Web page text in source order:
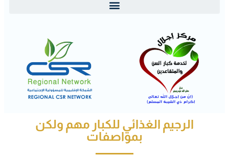
الرجيم الغذائي للكبار مهم ولكن
بمواصفات